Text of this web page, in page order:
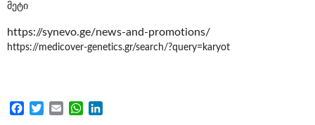
მეტი
https://synevo.ge/news-and-promotions/
https://medicover-genetics.gr/search/?query=karyot
FacebookTwitter
Email WhatsApp